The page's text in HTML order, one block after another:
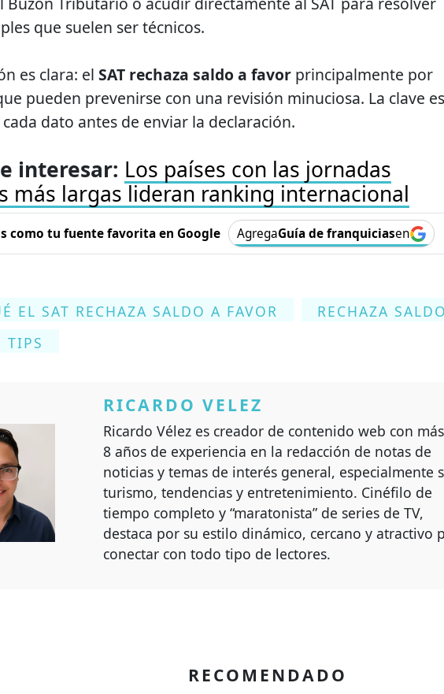
que suelen ser técnicos.
es clara: el SAT rechaza saldo a favor principalmente por
pueden prevenirse con una revisión minuciosa. La clave
dato antes de enviar la declaración.
interesar: Los países con las jornadas
más largas lideran ranking internacional
como tu fuente favorita en Google AgregaGuía de franquiciasen
EL SAT RECHAZA SALDO A FAVOR
RECHAZA
TIPS
RICARDO VELEZ
Ricardo Vélez es creador de contenido web con
8 años de experiencia en la redacción de notas de
noticias y temas de interés general, especialmente
turismo, tendencias y entretenimiento. Cinéfilo de
tiempo completo y “maratonista” de series de TV,
destaca por su estilo dinámico, cercano y atractivo
conectar con todo tipo de lectores.
RECOMENDADO